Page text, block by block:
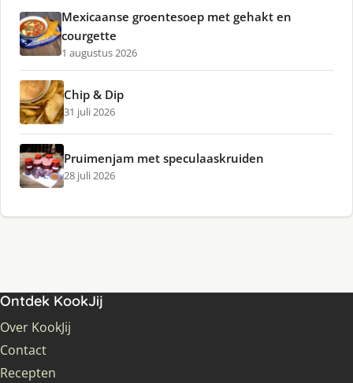
Mexicaanse groentesoep met gehakt en
courgette
1 augustus 2026
Chip & Dip
31 juli 2026
Pruimenjam met speculaaskruiden
28 juli 2026
Ontdek KookJij
Over KookJij
Contact
Recepten